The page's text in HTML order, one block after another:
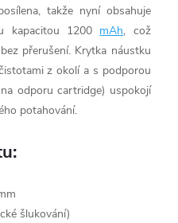
takže nyní obsahuje
kapacitou 1200 mAh, což
bez přerušení. Krytka náustku
z okolí a s podporou
odporu cartridge) uspokojí
potahování.
šlukování)